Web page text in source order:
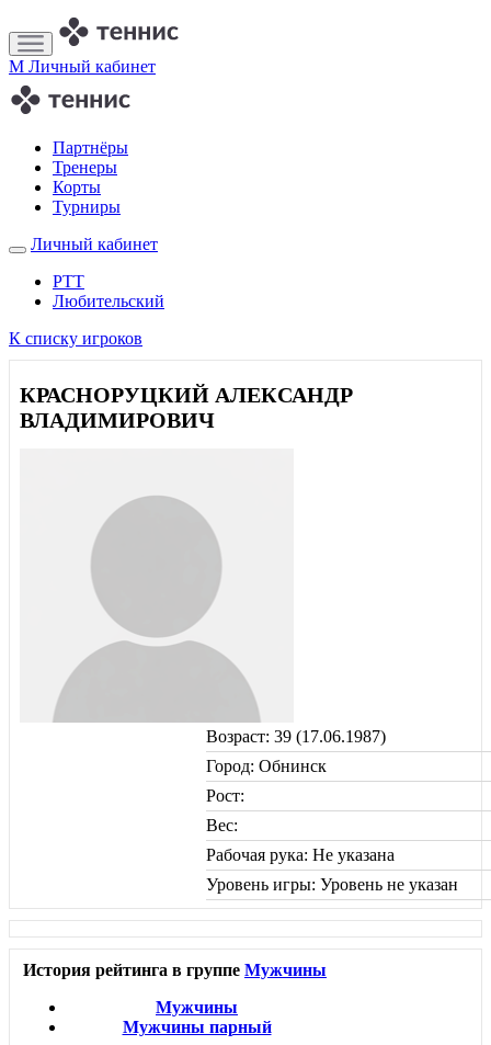
M Личный кабинет
Партнёры
Тренеры
Корты
Турниры
Личный кабинет
РТТ
Любительский
К списку игроков
КРАСНОРУЦКИЙ АЛЕКСАНДР
ВЛАДИМИРОВИЧ
Возраст: 39 (17.06.1987)
Город: Обнинск
Рост:
Вес:
Рабочая рука: Не указана
Уровень игры: Уровень не указан
История рейтинга в группе Мужчины
Мужчины
Мужчины парный